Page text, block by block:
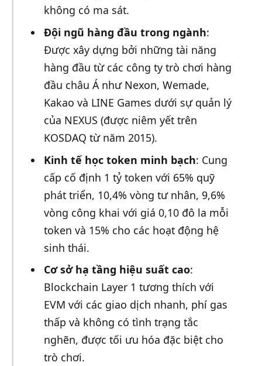
không có ma sát.
Đội ngũ hàng đầu trong ngành:
Được xây dựng bởi những tài năng
hàng đầu từ các công ty trò chơi hàng
đầu châu Á như Nexon, Wemade,
Kakao và LINE Games dưới sự quản lý
của NEXUS (được niêm yết trên
KOSDAQ từ năm 2015).
Kinh tế học token minh bạch: Cung
cấp cố định 1 tỷ token với 65% quỹ
phát triển, 10,4% vòng tư nhân, 9,6%
vòng công khai với giá 0,10 đô la mỗi
token và 15% cho các hoạt động hệ
sinh thái.
Cơ sở hạ tầng hiệu suất cao:
Blockchain Layer 1 tương thích với
EVM với các giao dịch nhanh, phí gas
thấp và không có tình trạng tắc
nghẽn, được tối ưu hóa đặc biệt cho
trò chơi.